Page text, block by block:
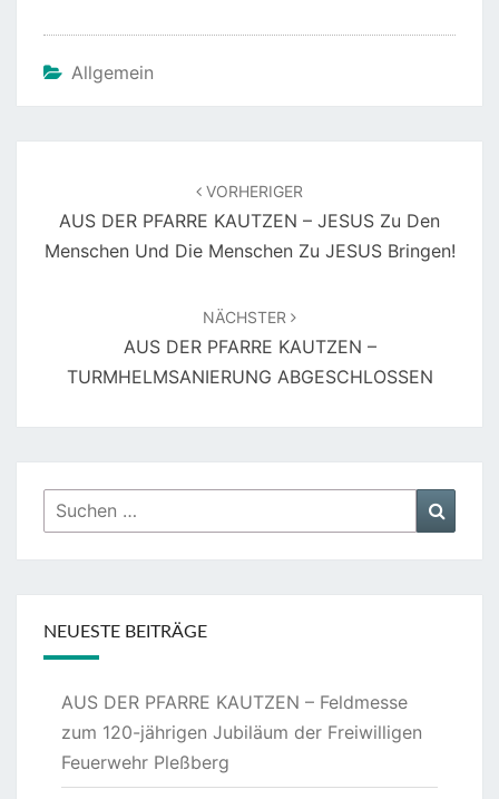
Allgemein
VORHERIGER
AUS DER PFARRE KAUTZEN – JESUS Zu Den
Menschen Und Die Menschen Zu JESUS Bringen!
NÄCHSTER
AUS DER PFARRE KAUTZEN –
TURMHELMSANIERUNG ABGESCHLOSSEN
Suchen
nach:
NEUESTE BEITRÄGE
AUS DER PFARRE KAUTZEN – Feldmesse
zum 120-jährigen Jubiläum der Freiwilligen
Feuerwehr Pleßberg